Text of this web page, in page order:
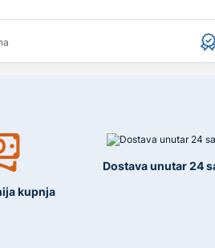
kupnja
Dostava unutar 24